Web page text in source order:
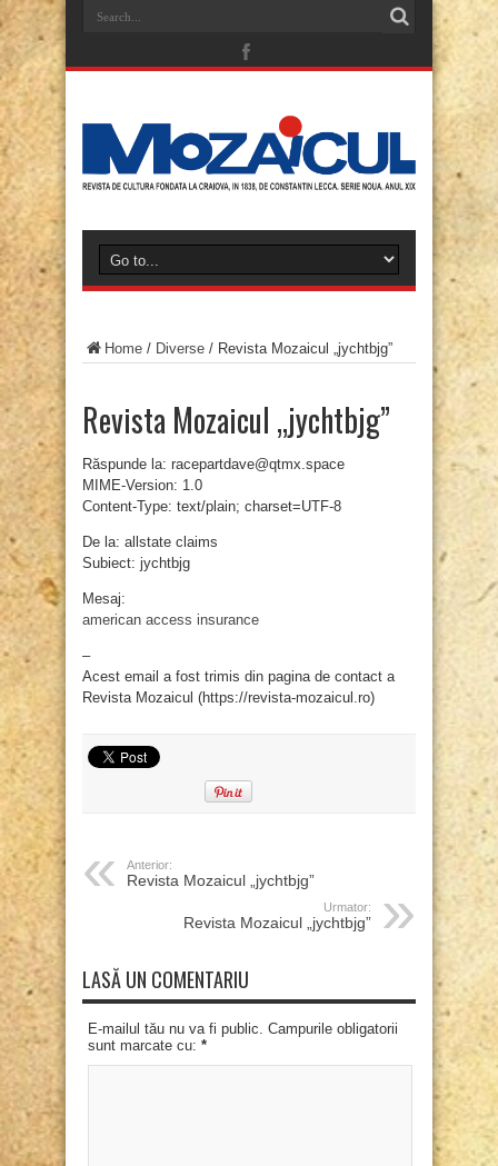
Home / Diverse / Revista Mozaicul „jychtbjg”
Revista Mozaicul „jychtbjg”
Răspunde la: racepartdave@qtmx.space
MIME-Version: 1.0
Content-Type: text/plain; charset=UTF-8
De la: allstate claims
Subiect: jychtbjg
Mesaj:
american access insurance
–
Acest email a fost trimis din pagina de contact a
Revista Mozaicul (https://revista-mozaicul.ro)
Anterior:
Revista Mozaicul „jychtbjg”
Urmator:
Revista Mozaicul „jychtbjg”
LASĂ UN COMENTARIU
E-mailul tău nu va fi public. Campurile obligatorii
sunt marcate cu: *